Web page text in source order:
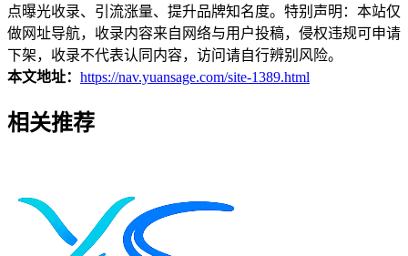
点曝光收录、引流涨量、提升品牌知名度。特别声明：本站仅
做网址导航，收录内容来自网络与用户投稿，侵权违规可申请
下架，收录不代表认同内容，访问请自行辨别风险。
本文地址： https://nav.yuansage.com/site-1389.html
相关推荐